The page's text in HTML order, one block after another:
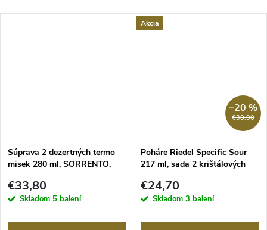
Súprava 2 dezertných termo
misek 280 ml, SORRENTO,
€33,80
Skladom 5 balení
Akcia
€30,90
–20 %
Poháre Riedel Specific Sour
217 ml, sada 2 krištáľových
€24,70
Skladom 3 balení